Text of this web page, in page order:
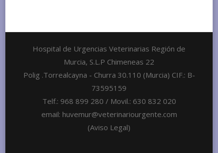
Hospital de Urgencias Veterinarias Región de
Murcia, S.L.P Chimeneas 22
Polig .Torrealcayna - Churra 30.110 (Murcia) CIF.: B-
73595159
Telf.: 968 899 280 / Movil.: 630 832 020
email: huvemur@veterinariourgente.com
(Aviso Legal)